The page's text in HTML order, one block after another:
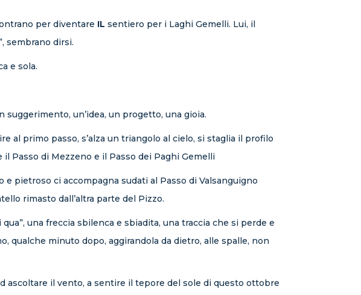
per diventare IL sentiero per i Laghi Gemelli. Lui, il
sembrano dirsi.
e sola.
un’idea, un progetto, una gioia.
al primo passo, s’alza un triangolo al cielo, si staglia il profilo
Passo di Mezzeno e il Passo dei Paghi Gemelli
pietroso ci accompagna sudati al Passo di Valsanguigno
rimasto dall’altra parte del Pizzo.
una freccia sbilenca e sbiadita, una traccia che si perde e
qualche minuto dopo, aggirandola da dietro, alle spalle, non
ascoltare il vento, a sentire il tepore del sole di questo ottobre